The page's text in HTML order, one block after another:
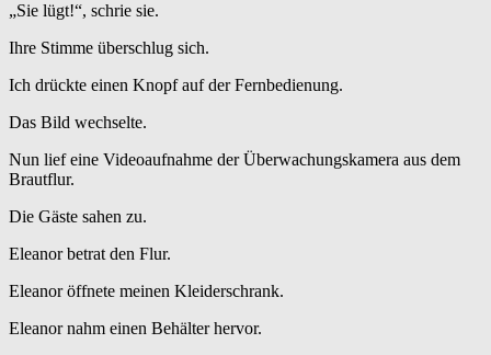
„Sie lügt!“, schrie sie.
Ihre Stimme überschlug sich.
Ich drückte einen Knopf auf der Fernbedienung.
Das Bild wechselte.
Nun lief eine Videoaufnahme der Überwachungskamera aus dem
Brautflur.
Die Gäste sahen zu.
Eleanor betrat den Flur.
Eleanor öffnete meinen Kleiderschrank.
Eleanor nahm einen Behälter hervor.